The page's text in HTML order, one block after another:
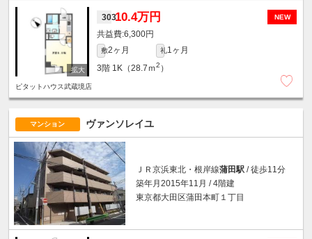
NEW
30310.4万円
6,300円
敷2ヶ月 礼1ヶ月
3階 1K（28.7ｍ2 ）
ピタットハウス武蔵境店
マンション ヴァンソレイユ
ＪＲ京浜東北・根岸線蒲田駅 / 徒歩11分
築年月2015年11月 / 4階建
東京都大田区蒲田本町１丁目